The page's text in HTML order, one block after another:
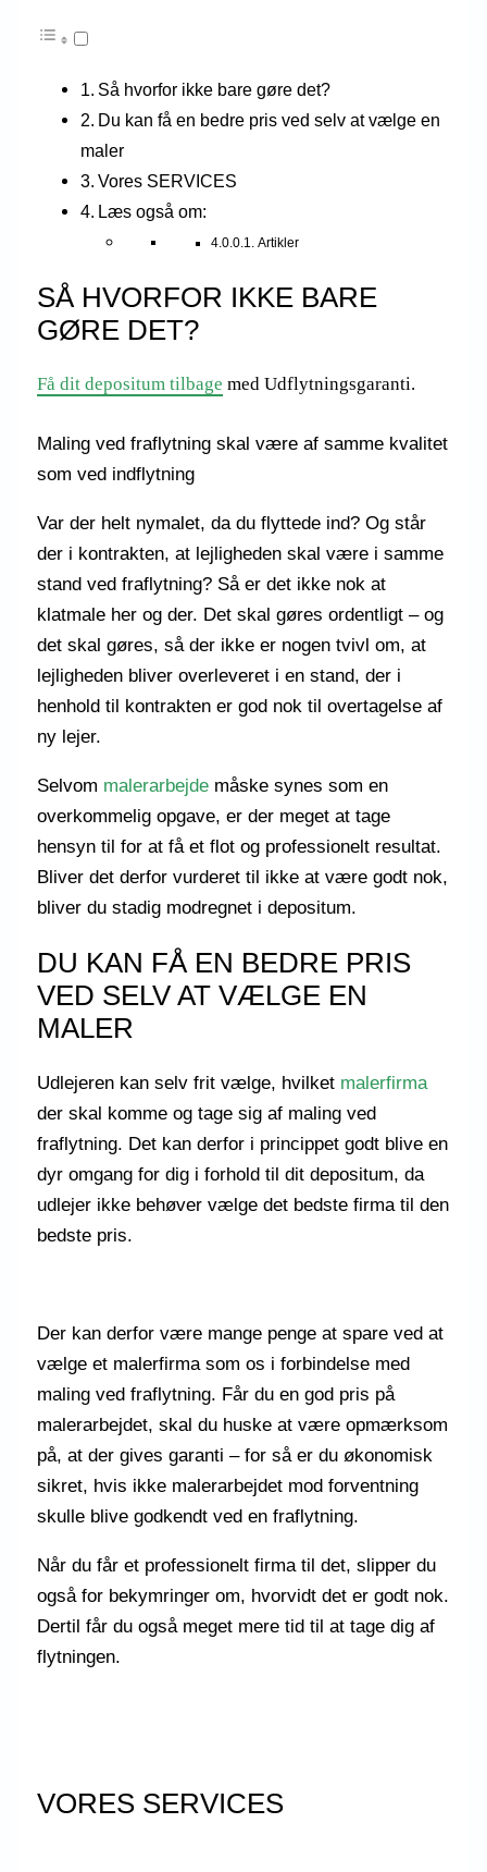
Så hvorfor ikke bare gøre det?
Du kan få en bedre pris ved selv at vælge en
maler
Vores SERVICES
Læs også om:
Artikler
SÅ HVORFOR IKKE BARE
GØRE DET?
Få dit depositum tilbage med Udflytningsgaranti.
Maling ved fraflytning skal være af samme kvalitet
som ved indflytning
Var der helt nymalet, da du flyttede ind? Og står
der i kontrakten, at lejligheden skal være i samme
stand ved fraflytning? Så er det ikke nok at
klatmale her og der. Det skal gøres ordentligt – og
det skal gøres, så der ikke er nogen tvivl om, at
lejligheden bliver overleveret i en stand, der i
henhold til kontrakten er god nok til overtagelse af
ny lejer.
Selvom malerarbejde måske synes som en
overkommelig opgave, er der meget at tage
hensyn til for at få et flot og professionelt resultat.
Bliver det derfor vurderet til ikke at være godt nok,
bliver du stadig modregnet i depositum.
DU KAN FÅ EN BEDRE PRIS
VED SELV AT VÆLGE EN
MALER
Udlejeren kan selv frit vælge, hvilket malerfirma
der skal komme og tage sig af maling ved
fraflytning. Det kan derfor i princippet godt blive en
dyr omgang for dig i forhold til dit depositum, da
udlejer ikke behøver vælge det bedste firma til den
bedste pris.
Der kan derfor være mange penge at spare ved at
vælge et malerfirma som os i forbindelse med
maling ved fraflytning. Får du en god pris på
malerarbejdet, skal du huske at være opmærksom
på, at der gives garanti – for så er du økonomisk
sikret, hvis ikke malerarbejdet mod forventning
skulle blive godkendt ved en fraflytning.
Når du får et professionelt firma til det, slipper du
også for bekymringer om, hvorvidt det er godt nok.
Dertil får du også meget mere tid til at tage dig af
flytningen.
VORES SERVICES